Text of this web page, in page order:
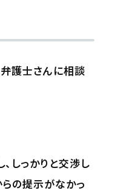
護士さんに相談
しっかりと交渉し
の提示がなかっ